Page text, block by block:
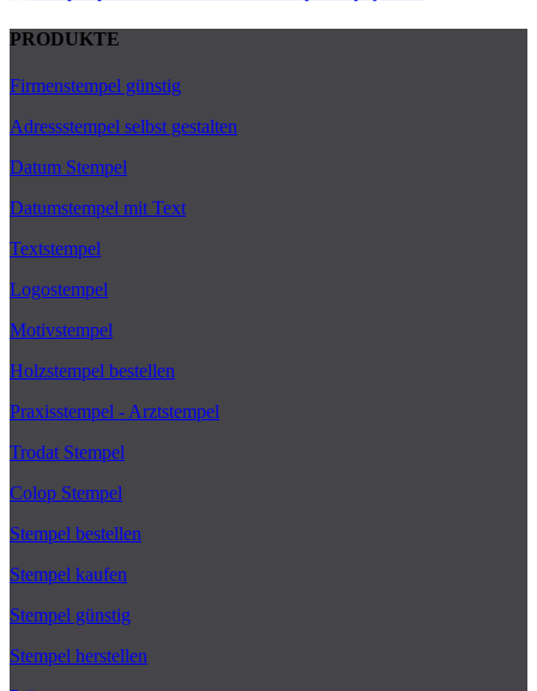
PRODUKTE
Firmenstempel günstig
Adressstempel selbst gestalten
Datum Stempel
Datumstempel mit Text
Textstempel
Logostempel
Motivstempel
Holzstempel bestellen
Praxisstempel - Arztstempel
Trodat Stempel
Colop Stempel
Stempel bestellen
Stempel kaufen
Stempel günstig
Stempel herstellen